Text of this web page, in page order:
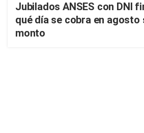
Jubilados ANSES con DNI
qué día se cobra en agosto
monto